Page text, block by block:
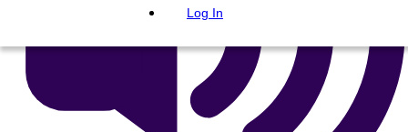
Log In